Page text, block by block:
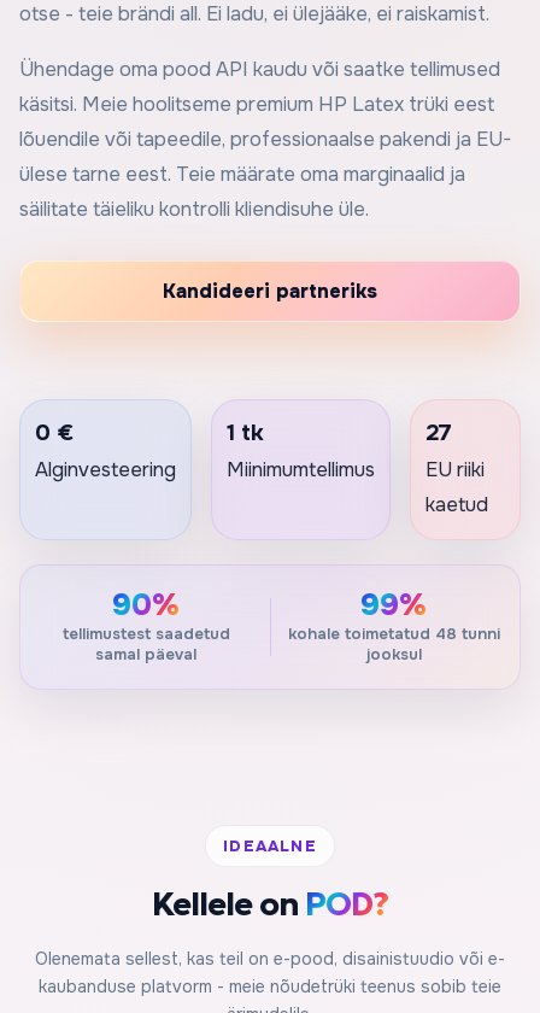
otse - teie brändi all. Ei ladu, ei ülejääke, ei raiskamist.
Ühendage oma pood API kaudu või saatke tellimused
käsitsi. Meie hoolitseme premium HP Latex trüki eest
lõuendile või tapeedile, professionaalse pakendi ja EU-
ülese tarne eest. Teie määrate oma marginaalid ja
säilitate täieliku kontrolli kliendisuhe üle.
Kandideeri partneriks
0 €
Alginvesteering
1 tk
Miinimumtellimus
27
EU riiki
kaetud
90%
tellimustest saadetud
samal päeval
99%
kohale toimetatud 48 tunni
jooksul
IDEAALNE
Kellele on POD?
Olenemata sellest, kas teil on e-pood, disainistuudio või e-
kaubanduse platvorm - meie nõudetrüki teenus sobib teie